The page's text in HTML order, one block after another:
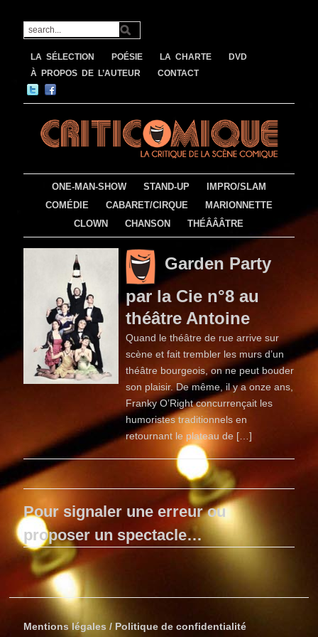
LA SÉLECTION POÉSIE LA CHARTE
DVD
À PROPOS DE L’AUTEUR
CONTACT
ONE-MAN-SHOW STAND-UP
IMPRO/SLAM
COMÉDIE
CABARET/CIRQUE
MARIONNETTE
CLOWN
CHANSON THÉÂÂÂTRE
Garden Party
par la Cie n°8 au
théâtre Antoine
Quand le théâtre de rue arrive sur
scène et fait trembler les murs d’un
théâtre bourgeois, on ne peut bouder
son plaisir. De même, il y a onze ans,
Franky O’Right concurrençait les
humoristes traditionnels en
retournant le plateau de […]
Pour signaler une erreur ou
proposer un spectacle…
Mentions légales / Politique de confidentialité